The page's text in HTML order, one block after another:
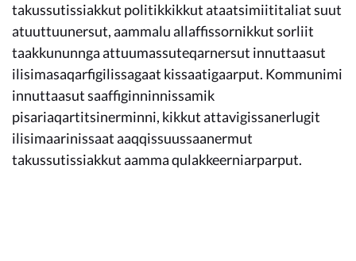
Kommunimi pilersaarut
Kommune pillugu
takussutissiakkut politikkikkut ataatsimiititaliat suut
atuuttuunersut, aammalu allaffissornikkut sorliit
taakkununnga attuumassuteqarnersut innuttaasut
ilisimasaqarfigilissagaat kissaatigaarput. Kommunimi
innuttaasut saaffiginninnissamik
pisariaqartitsinerminni, kikkut attavigissanerlugit
ilisimaarinissaat aaqqissuussaanermut
takussutissiakkut aamma qulakkeerniarparput.